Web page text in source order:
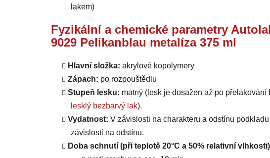
lakem)
Fyzikální a chemické parametry
9029 Pelikanblau metalíza 375 ml
Hlavní složka: akrylové kopolymery
Zápach: po rozpouštědlu
Stupeň lesku: matný (lesk je dosažen až po přelakování
lesklý bezbarvý lak).
Vydatnost: V závislosti na charakteru a odstínu
závislosti na odstínu.
Doba schnutí (při teplotě 20°C a 50% relativní